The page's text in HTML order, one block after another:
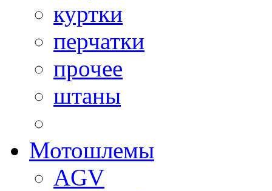
куртки
перчатки
прочее
штаны
Мотошлемы
AGV